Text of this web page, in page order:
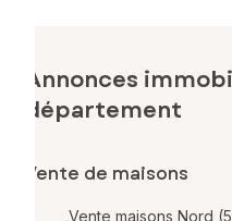
Annonces
département
Vente de maisons
Vente maisons Nord